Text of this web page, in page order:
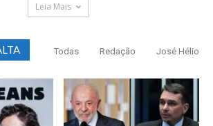
Leia Mais
Todas Redação José Hélio